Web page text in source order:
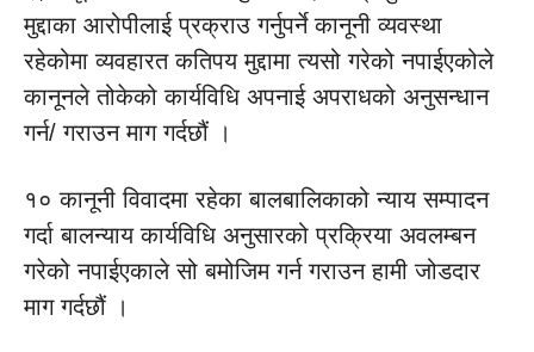
मुद्दाका आरोपीलाई प्रक्राउ गर्नुपर्ने कानूनी व्यवस्था
रहेकोमा व्यवहारत कतिपय मुद्दामा त्यसो गरेको नपाईएकोले
कानूनले तोकेको कार्यविधि अपनाई अपराधको अनुसन्धान
गर्न/ गराउन माग गर्दछौं ।
१० कानूनी विवादमा रहेका बालबालिकाको न्याय सम्पादन
गर्दा बालन्याय कार्यविधि अनुसारको प्रक्रिया अवलम्बन
गरेको नपाईएकाले सो बमोजिम गर्न गराउन हामी जोडदार
माग गर्दछौं ।